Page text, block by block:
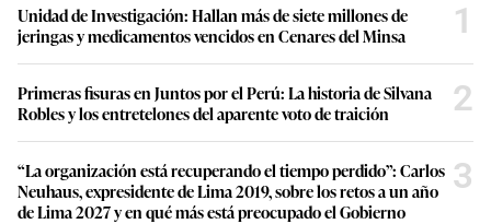
Unidad de Investigación: Hallan más de siete millones de
jeringas y medicamentos vencidos en Cenares del Minsa
1
Primeras fisuras en Juntos por el Perú: La historia de Silvana
Robles y los entretelones del aparente voto de traición
2
“La organización está recuperando el tiempo perdido”: Carlos
Neuhaus, expresidente de Lima 2019, sobre los retos a un año
de Lima 2027 y en qué más está preocupado el Gobierno
3